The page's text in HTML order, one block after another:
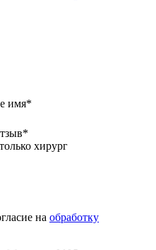
имя*
*
хирург
на обработку